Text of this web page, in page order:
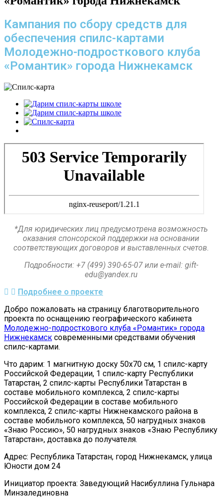
Кампания по сбору средств для
обеспечения спилс-картами
Молодежно-подросткового клуба
«Романтик» города Нижнекамск
*Для юридических лиц предусмотрена возможность
оказания спонсорской поддержки на основании
соответствующих договоров и выставленных счетов.
Подробности: +7 (499) 390-65-07 или e-mail: gift-
edu@yandex.ru
Подробнее о проекте
Добро пожаловать на страницу благотворительного
проекта по оснащению географического кабинета
Молодежно-подросткового клуба «Романтик» города
Нижнекамск современными средствами обучения
спилс-картами.
Что дарим: 1 магнитную доску 50х70 см, 1 спилс-карту
Российской Федерации, 1 спилс-карту Республики
Татарстан, 2 спилс-карты Республики Татарстан в
составе мобильного комплекса, 2 спилс-карты
Российской Федерации в составе мобильного
комплекса, 2 спилс-карты Нижнекамского района в
составе мобильного комплекса, 50 нагрудных знаков
«Знаю Россию», 50 нагрудных знаков «Знаю Республику
Татарстан», доставка до получателя.
Адрес: Республика Татарстан, город Нижнекамск, улица
Юности дом 24
Инициатор проекта: Заведующий Насибуллина Гульнара
Минзалединовна